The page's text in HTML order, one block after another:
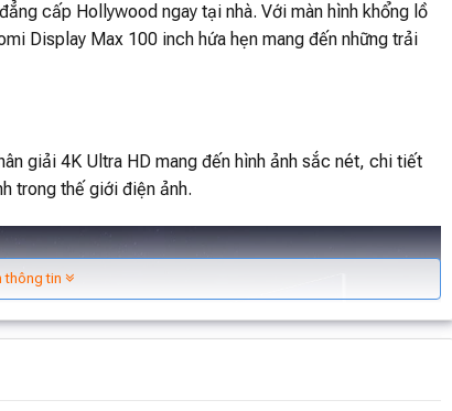
cấp Hollywood ngay tại nhà. Với màn hình khổng lồ
Display Max 100 inch hứa hẹn mang đến những trải
giải 4K Ultra HD mang đến hình ảnh sắc nét, chi tiết
trong thế giới điện ảnh.
thông tin